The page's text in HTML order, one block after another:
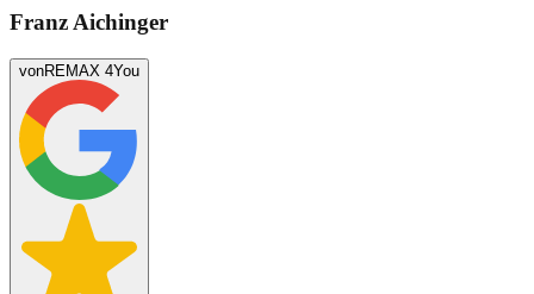
Franz Aichinger
vonREMAX 4You